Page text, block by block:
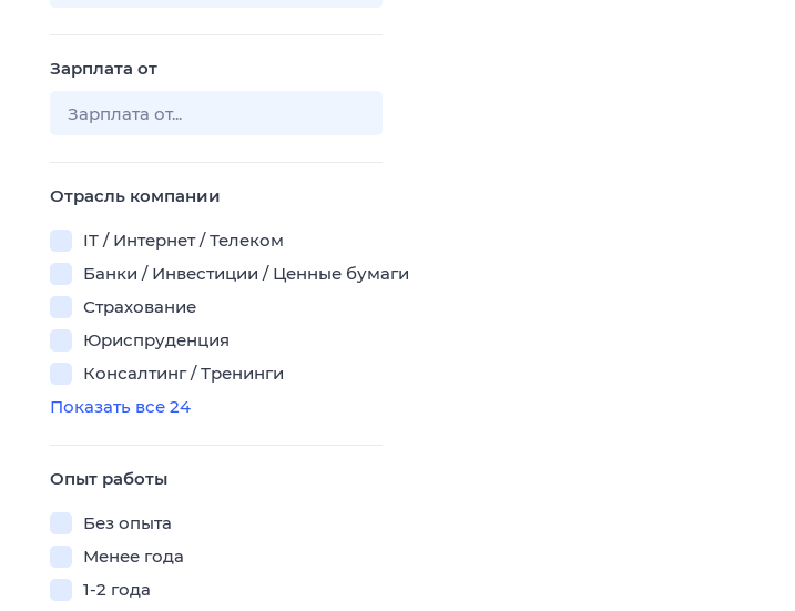
Зарплата от
Отрасль компании
IT / Интернет / Телеком
Банки / Инвестиции / Ценные бумаги
Страхование
Юриспруденция
Консалтинг / Тренинги
Показать все 24
Опыт работы
Без опыта
Менее года
1-2 года